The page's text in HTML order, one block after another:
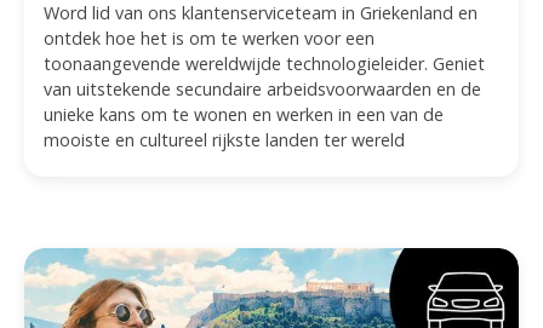
Word lid van ons klantenserviceteam in Griekenland en
ontdek hoe het is om te werken voor een
toonaangevende wereldwijde technologieleider. Geniet
van uitstekende secundaire arbeidsvoorwaarden en de
unieke kans om te wonen en werken in een van de
mooiste en cultureel rijkste landen ter wereld